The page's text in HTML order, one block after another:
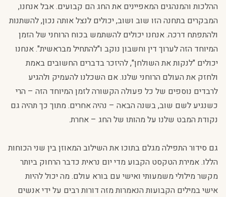
ההלכות והמנהגים המאפיינים את החג הם קבועים. אבל אנחנו,
המבקרים בתחנה הזו שוב ושוב, יכולים לנצל אותה נכון, להשתנות
ולהתפתח דרכה. אנחנו יכולים להשתמש בכוח הרוחני של הזמן
המיוחד הזה לערוך דין וחשבון נוקב ו"להתחיל מבראשית". אנחנו
יכולים "לנקות את השולחן", להיזכר בדברים החשובים באמת
ולחזק את העולם הרוחני שלנו. אם השכלנו להעמיק ולהגיע
לרבדים נוספים של כל פעולה הקשורה לזמן המיוחד הזה – הרי
כשנגיע לשם שוב, בשנה הבאה – נהיה אחרים. מתוך כך תהיה גם
נקודת המבט שלנו על מהותו של החג – אחרת.
גם סידור התפילה מגלם בתוכו את השילוב המאוזן בין שני הכוחות
הללו. אמירת הטקסט הקבוע מדי יום נראית כדבר הרחוק ביותר
מקשר מילולי משמעותי ואישי עם בורא עולם. מה יכול להיות
אישי במילים הקבועות הנאמרות מזה דורות רבים על ידי אנשים